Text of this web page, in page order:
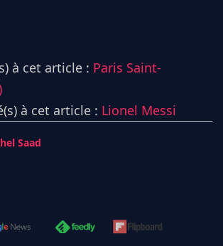
à cet article : Paris Saint-
à cet article : Lionel Messi
Saad